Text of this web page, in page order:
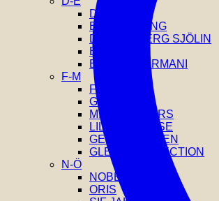
DIESEL
EFVA ATTLING
DRAKENBERG SJÖLIN
EDBLAD
EMPORIO ARMANI
F-M
FOSSIL
GANT
MICHAEL KORS
LILY AND ROSE
GEORG JENSEN
GLENSIA SELECTION
N-Ö
NOBEL
ORIS